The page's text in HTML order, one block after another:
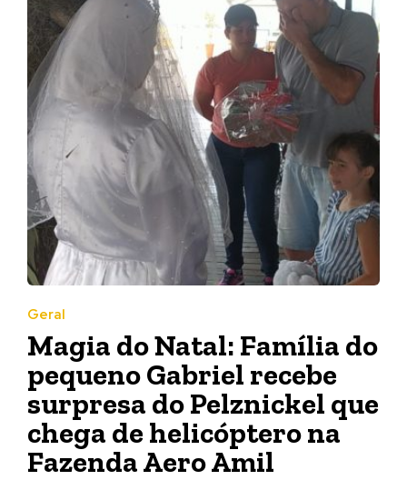
Geral
Magia do Natal: Família do
pequeno Gabriel recebe
surpresa do Pelznickel que
chega de helicóptero na
Fazenda Aero Amil